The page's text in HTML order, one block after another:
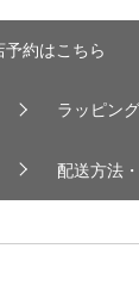
予約はこちら
ラッピン
配送方法